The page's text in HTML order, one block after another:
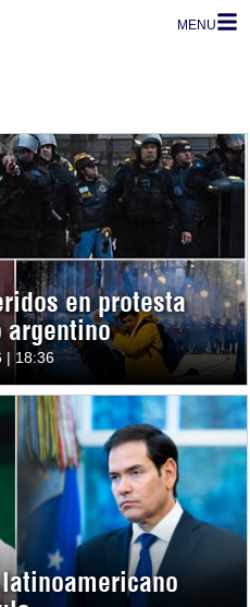
MENU
en protesta
argentino
| 18:36